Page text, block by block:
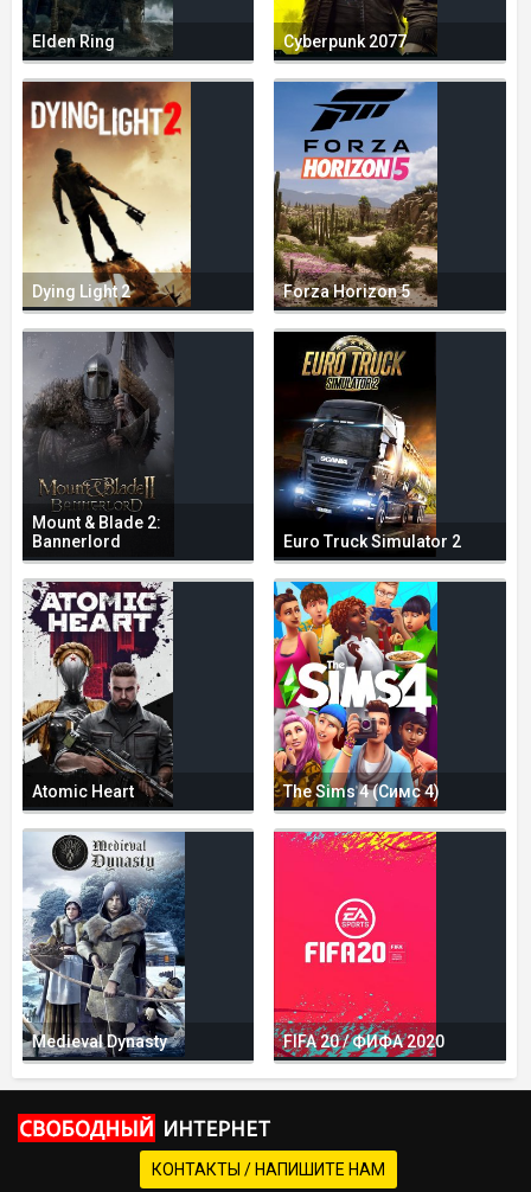
Elden Ring Cyberpunk 2077
Dying Light 2 Forza Horizon 5
Mount & Blade 2:
Bannerlord
Euro Truck Simulator 2
Atomic Heart The Sims 4 (Симс 4)
Medieval Dynasty FIFA 20 / ФИФА 2020
КОНТАКТЫ / НАПИШИТЕ НАМ